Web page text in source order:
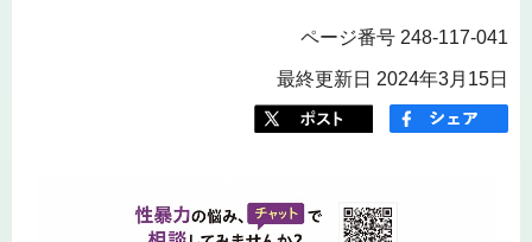
ページ番号 248-117-041
最終更新日 2024年3月15日